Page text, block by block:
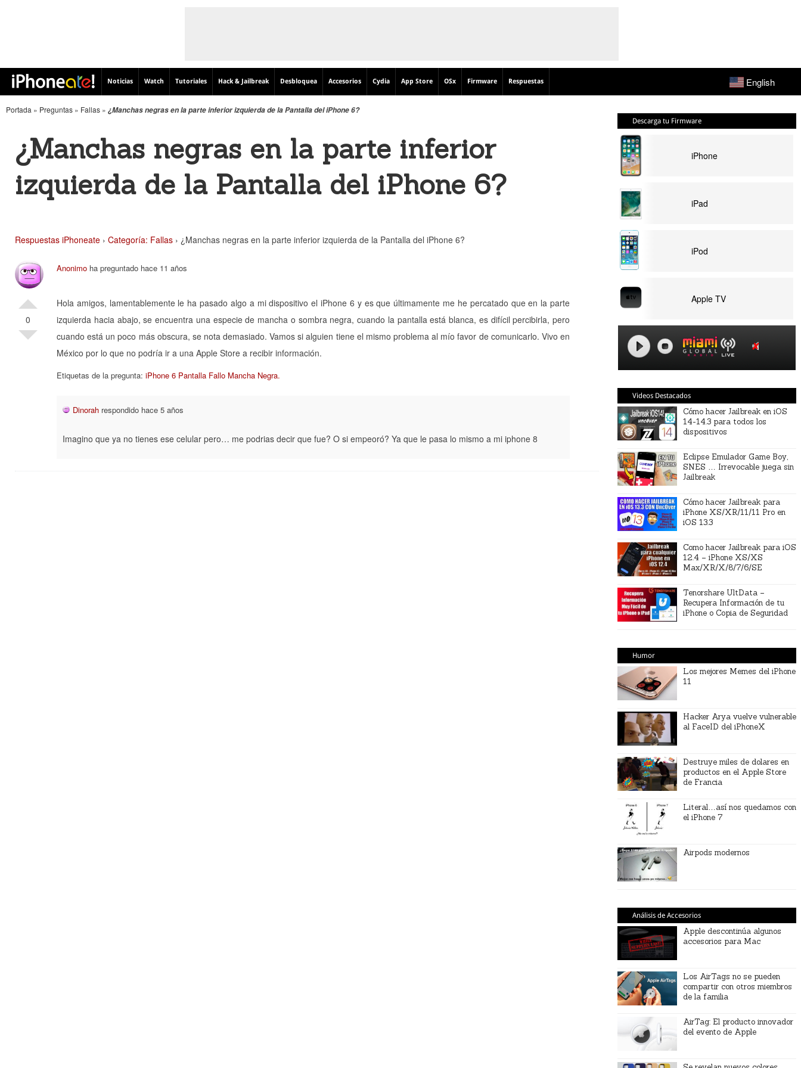
Noticias Watch Tutoriales Hack & Jailbreak Desbloquea Accesorios Cydia App Store OSx Firmware Respuestas English
Portada » Preguntas » Fallas » ¿Manchas negras en la parte inferior izquierda de la Pantalla del iPhone 6?
¿Manchas negras en la parte inferior
izquierda de la Pantalla del iPhone 6?
Respuestas iPhoneate › Categoría: Fallas › ¿Manchas negras en la parte inferior izquierda de la Pantalla del iPhone 6?
0
Anonimo ha preguntado hace 11 años
Hola amigos, lamentablemente le ha pasado algo a mi dispositivo el iPhone 6 y es que últimamente me he percatado que en la parte
izquierda hacia abajo, se encuentra una especie de mancha o sombra negra, cuando la pantalla está blanca, es difícil percibirla, pero
cuando está un poco más obscura, se nota demasiado. Vamos si alguien tiene el mismo problema al mío favor de comunicarlo. Vivo en
México por lo que no podría ir a una Apple Store a recibir información.
Etiquetas de la pregunta: iPhone 6 Pantalla Fallo Mancha Negra.
Dinorah respondido hace 5 años
Imagino que ya no tienes ese celular pero… me podrias decir que fue? O si empeoró? Ya que le pasa lo mismo a mi iphone 8
Descarga tu Firmware
iPhone
iPad
iPod
Apple TV
Videos Destacados
Cómo hacer Jailbreak en iOS
14-14.3 para todos los
dispositivos
Eclipse Emulador Game Boy,
SNES … Irrevocable juega sin
Jailbreak
Cómo hacer Jailbreak para
iPhone XS/XR/11/11 Pro en
iOS 13.3
Como hacer Jailbreak para iOS
12.4 – iPhone XS/XS
Max/XR/X/8/7/6/SE
Tenorshare UltData –
Recupera Información de tu
iPhone o Copia de Seguridad
Humor
Los mejores Memes del iPhone
11
Hacker Arya vuelve vulnerable
al FaceID del iPhoneX
Destruye miles de dolares en
productos en el Apple Store
de Francia
Literal…así nos quedamos con
el iPhone 7
Airpods modernos
Análisis de Accesorios
Apple descontinúa algunos
accesorios para Mac
Los AirTags no se pueden
compartir con otros miembros
de la familia
AirTag: El producto innovador
del evento de Apple